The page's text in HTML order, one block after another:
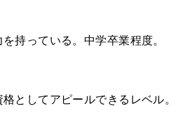
持っている。中学卒業程度。
としてアピールできるレベル。